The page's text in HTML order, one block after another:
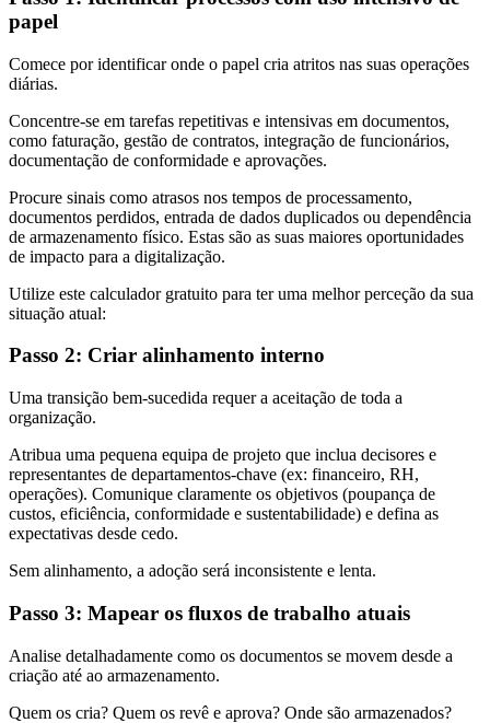
papel
Comece por identificar onde o papel cria atritos nas suas operações
diárias.
Concentre-se em tarefas repetitivas e intensivas em documentos,
como faturação, gestão de contratos, integração de funcionários,
documentação de conformidade e aprovações.
Procure sinais como atrasos nos tempos de processamento,
documentos perdidos, entrada de dados duplicados ou dependência
de armazenamento físico. Estas são as suas maiores oportunidades
de impacto para a digitalização.
Utilize este calculador gratuito para ter uma melhor perceção da sua
situação atual:
Passo 2: Criar alinhamento interno
Uma transição bem-sucedida requer a aceitação de toda a
organização.
Atribua uma pequena equipa de projeto que inclua decisores e
representantes de departamentos-chave (ex: financeiro, RH,
operações). Comunique claramente os objetivos (poupança de
custos, eficiência, conformidade e sustentabilidade) e defina as
expectativas desde cedo.
Sem alinhamento, a adoção será inconsistente e lenta.
Passo 3: Mapear os fluxos de trabalho atuais
Analise detalhadamente como os documentos se movem desde a
criação até ao armazenamento.
Quem os cria? Quem os revê e aprova? Onde são armazenados?